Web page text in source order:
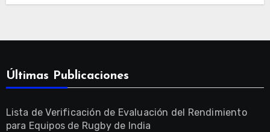
Últimas Publicaciones
Lista de Verificación de Evaluación del Rendimiento
para Equipos de Rugby de India